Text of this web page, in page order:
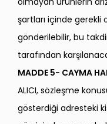
şartları içinde gerekli
gönderilebilir, bu
tarafından
MADDE 5- CAYMA
ALICI, sözleşme
gösterdiği adresteki